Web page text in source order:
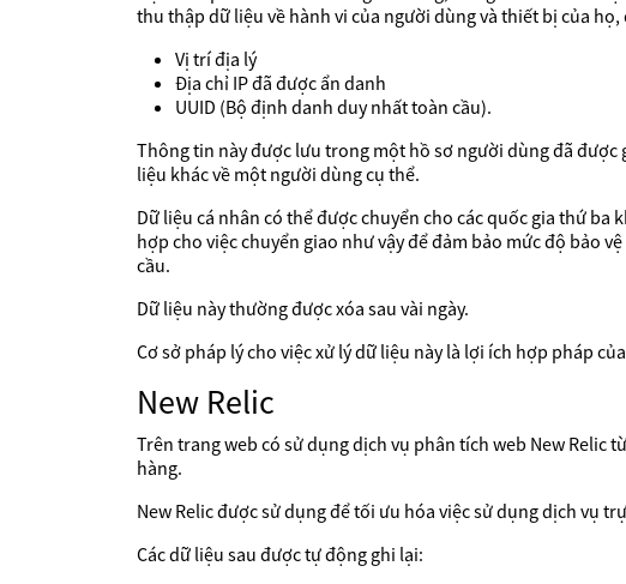
thu thập dữ liệu về hành vi của người dùng và thiết bị của họ,
Vị trí địa lý
Địa chỉ IP đã được ẩn danh
UUID (Bộ định danh duy nhất toàn cầu).
Thông tin này được lưu trong một hồ sơ người dùng đã
liệu khác về một người dùng cụ thể.
Dữ liệu cá nhân có thể được chuyển cho các quốc gia thứ
hợp cho việc chuyển giao như vậy để đảm bảo mức độ bảo
cầu.
Dữ liệu này thường được xóa sau vài ngày.
Cơ sở pháp lý cho việc xử lý dữ liệu này là lợi ích hợp pháp
New Relic
Trên trang web có sử dụng dịch vụ phân tích web New Relic
hàng.
New Relic được sử dụng để tối ưu hóa việc sử dụng dịch vụ
Các dữ liệu sau được tự động ghi lại: